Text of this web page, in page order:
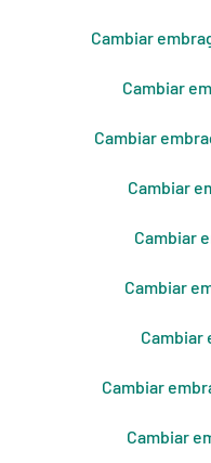
Cambiar
Cambiar
Cambiar
Cambiar
Cambiar
Cambiar
Cambiar
Cambiar
Cambiar